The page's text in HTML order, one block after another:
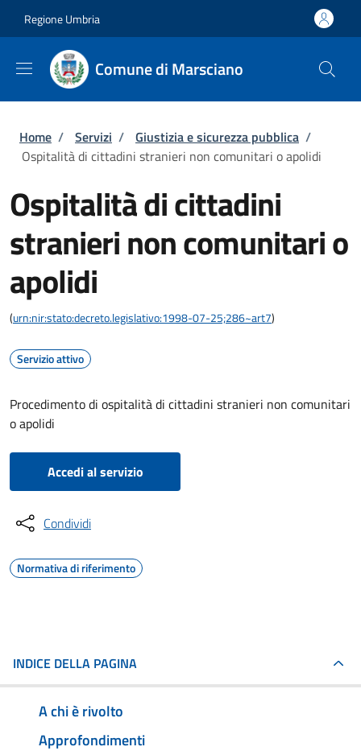
Regione Umbria
Comune di Marsciano
Briciole di pane
Home / Servizi / Giustizia e sicurezza pubblica /
Ospitalità di cittadini stranieri non comunitari o apolidi
Ospitalità di cittadini
stranieri non comunitari o
apolidi
(urn:nir:stato:decreto.legislativo:1998-07-25;286~art7)
Servizio attivo
Procedimento di ospitalità di cittadini stranieri non comunitari
o apolidi
Accedi al servizio
Condividi
Normativa di riferimento
INDICE DELLA PAGINA
A chi è rivolto
Approfondimenti